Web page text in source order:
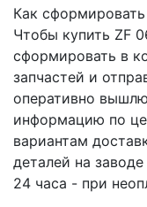
Как сформировать
Чтобы купить ZF
сформировать в
запчастей и
оперативно
информацию по
вариантам
деталей на
24 часа - при